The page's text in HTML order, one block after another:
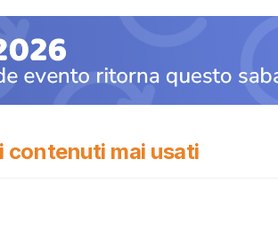
contenuti mai usati